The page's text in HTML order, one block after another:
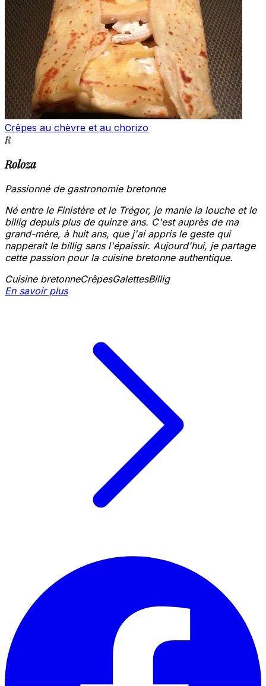
Crêpes au chèvre et au chorizo
R
Roloza
Passionné de gastronomie bretonne
Né entre le Finistère et le Trégor, je manie la louche et le
billig depuis plus de quinze ans. C'est auprès de ma
grand-mère, à huit ans, que j'ai appris le geste qui
napperait le billig sans l'épaissir. Aujourd'hui, je partage
cette passion pour la cuisine bretonne authentique.
Cuisine bretonneCrêpesGalettesBillig
En savoir plus